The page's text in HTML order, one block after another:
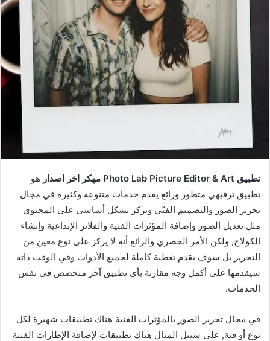
تطبيق Photo Lab Picture Editor & Art مهكر اخر اصدار
هو
تطبيق ترفيهي متطور ورائع يقدم خدمات متنوعة وكثيرة في مجال
تحرير الصور والتصميم الفنّي ويركز بشكل أساسي على المحتوى
مثل تعديل الصور وإضافة المؤثرات الفنية والفلاتر الإبداعية وإنشاء
الكولاج, ولكن الأمر الحصري والرائع أنه لا يركز على نوع معين من
التحرير بل سوف يقدم تغطية كاملة لجميع الأدوات وفي الوقت ذاته
سيقدمها على أكمل وجه مقارنة بأي تطبيق آخر متخصص في نفس
الخدمات.
في مجال تحرير الصور بالمؤثرات الفنية هناك تطبيقات شهيرة لكل
نوع أو فئة, على سبيل المثال هناك تطبيقات لإضافة الإطارات الفنية